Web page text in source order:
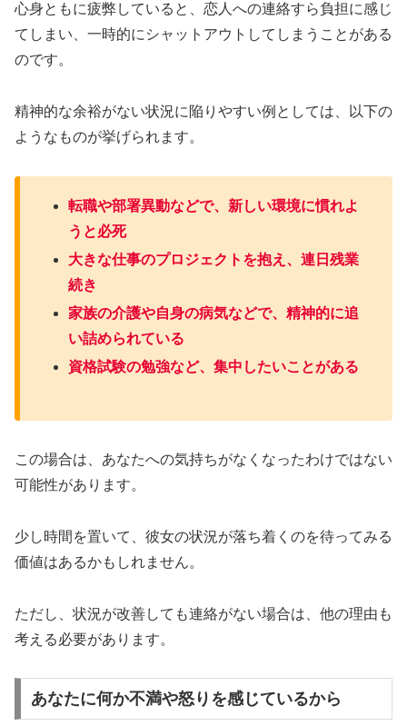
心身ともに疲弊していると、恋人への連絡すら負担に感じ
てしまい、一時的にシャットアウトしてしまうことがある
のです。
精神的な余裕がない状況に陥りやすい例としては、以下の
ようなものが挙げられます。
転職や部署異動などで、新しい環境に慣れよ
うと必死
大きな仕事のプロジェクトを抱え、連日残業
続き
家族の介護や自身の病気などで、精神的に追
い詰められている
資格試験の勉強など、集中したいことがある
この場合は、あなたへの気持ちがなくなったわけではない
可能性があります。
少し時間を置いて、彼女の状況が落ち着くのを待ってみる
価値はあるかもしれません。
ただし、状況が改善しても連絡がない場合は、他の理由も
考える必要があります。
あなたに何か不満や怒りを感じているから